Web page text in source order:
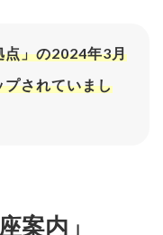
点」の2024年3月
プされていまし
案内」